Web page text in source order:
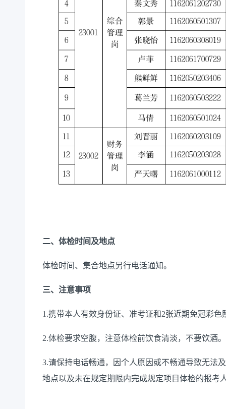
二、体检时间及地点
体检时间、集合地点另行电话通知。
三、注意事项
1.携带本人有效身份证、准考证和2张近期免冠彩色
2.体检要求空腹，注意体检前饮食清淡，不要饮酒。
3.请保持电话畅通，因个人原因或不畅通导致无法
地点以及未在规定期限内完成规定项目体检的报考